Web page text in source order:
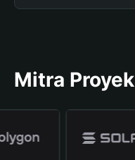
Mitra Proyek